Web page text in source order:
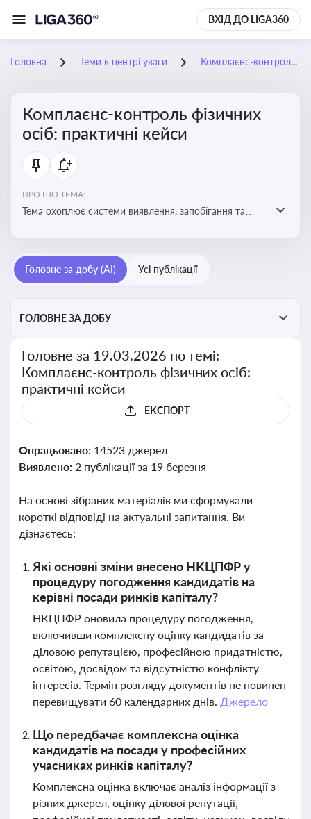
ВХІД ДО LIGA360
Головна Теми в центрі уваги Комплаєнс-контроль фізичних осіб: практичні кейси
Комплаєнс-контроль фізичних
осіб: практичні кейси
ПРО ЩО ТЕМА:
Тема охоплює системи виявлення, запобігання та
Головне за добу (AI) Усі публікації
ГОЛОВНЕ ЗА ДОБУ
Головне за 19.03.2026 по темі:
Комплаєнс-контроль фізичних осіб:
практичні кейси
ЕКСПОРТ
Опрацьовано: 14523 джерел
Виявлено: 2 публікації за 19 березня
На основі зібраних матеріалів ми сформували
короткі відповіді на актуальні запитання. Ви
дізнаєтесь:
Які основні зміни внесено НКЦПФР у
процедуру погодження кандидатів на
керівні посади ринків капіталу?
НКЦПФР оновила процедуру погодження,
включивши комплексну оцінку кандидатів за
діловою репутацією, професійною придатністю,
освітою, досвідом та відсутністю конфлікту
інтересів. Термін розгляду документів не повинен
перевищувати 60 календарних днів. Джерело
Що передбачає комплексна оцінка
кандидатів на посади у професійних
учасниках ринків капіталу?
Комплексна оцінка включає аналіз інформації з
різних джерел, оцінку ділової репутації,